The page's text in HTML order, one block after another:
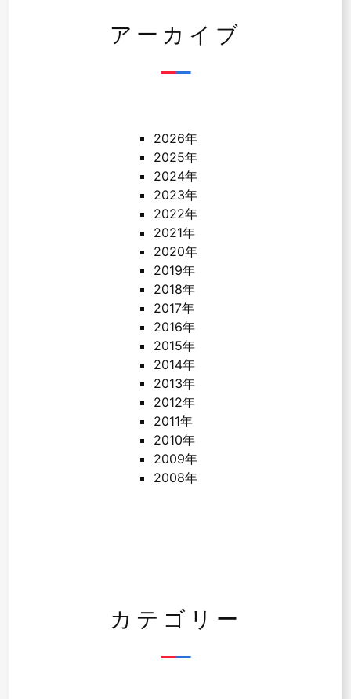
アーカイブ
2026年
2025年
2024年
2023年
2022年
2021年
2020年
2019年
2018年
2017年
2016年
2015年
2014年
2013年
2012年
2011年
2010年
2009年
2008年
カテゴリー